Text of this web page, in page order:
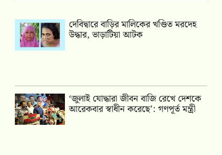
দেবিদ্বারে বাড়ির মালিকের খণ্ডিত মরদেহ
উদ্ধার, ভাড়াটিয়া আটক
‘জুলাই যোদ্ধারা জীবন বাজি রেখে দেশকে
আরেকবার স্বাধীন করেছে’: গণপূর্ত মন্ত্রী